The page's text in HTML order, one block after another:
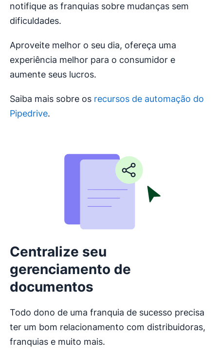
notifique as franquias sobre mudanças sem
dificuldades.
Aproveite melhor o seu dia, ofereça uma
experiência melhor para o consumidor e
aumente seus lucros.
Saiba mais sobre os recursos de automação do
Pipedrive.
Centralize seu
gerenciamento de
documentos
Todo dono de uma franquia de sucesso precisa
ter um bom relacionamento com distribuidoras,
franquias e muito mais.